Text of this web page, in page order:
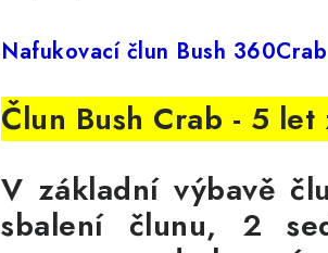
Nafukovací člun Bush
Člun Bush Crab - 5 let
V základní výbavě
sbalení člunu, 2